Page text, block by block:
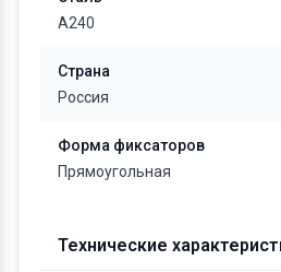
А240
Страна
Россия
Форма фиксаторов
Прямоугольная
Технические